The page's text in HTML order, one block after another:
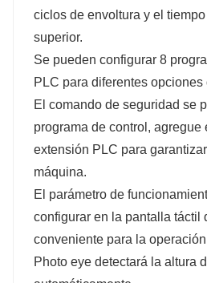
ciclos de envoltura y el
superior.
Se pueden configurar 8
PLC para diferentes opciones
El comando de seguridad se
programa de control, agregue
extensión PLC para
máquina.
El parámetro de
configurar en la pantalla táctil
conveniente para la
Photo eye detectará la altura